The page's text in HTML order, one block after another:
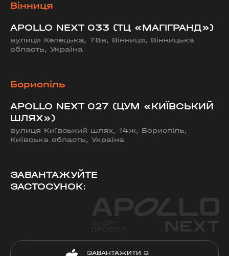
Вінниця
APOLLO NEXT 033 (ТЦ «МАГІГРАНД»)
вулиця Келецька, 78в, Вінниця, Вінницька
область, Україна
Бориспіль
APOLLO NEXT 027 (ЦУМ «КИЇВСЬКИЙ
ШЛЯХ»)
вулиця Київський шлях, 14ж, Бориспіль,
Київська область, Україна
ЗАВАНТАЖУЙТЕ
ЗАСТОСУНОК:
ЗАВАНТАЖИТИ З